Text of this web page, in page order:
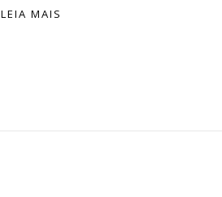
LEIA MAIS